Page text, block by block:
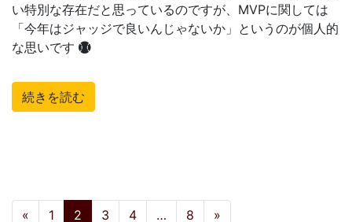
い特別な存在だと思っているのですが、MVPに関しては
「今年はジャッジで良いんじゃないか」というのが個人的
な思いです
続きを読む
投稿ナビゲーション
« 1 2 3 4 … 8 »